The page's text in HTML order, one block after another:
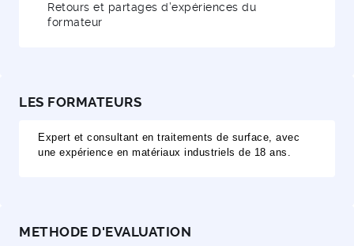
Retours et partages d’expériences du
formateur
LES FORMATEURS
Expert et consultant en traitements de surface, avec
une expérience en matériaux industriels de 18 ans.
METHODE D'EVALUATION